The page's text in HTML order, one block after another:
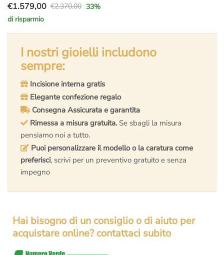
€2.370,00
Il
prezzo
originale
€2.370,00.
€1.579,00
Il
prezzo
attuale
€1.579,00.
33%
di risparmio
I nostri gioielli includono
sempre:
Incisione interna gratis
Elegante confezione regalo
Consegna Assicurata e garantita
Rimessa a misura gratuita. Se sbagli la misura
pensiamo noi a tutto.
Puoi personalizzare il modello o la caratura come
preferisci, scrivi per un preventivo gratuito e senza
impegno
Hai bisogno di un consiglio o di aiuto per
acquistare online? contattaci subito